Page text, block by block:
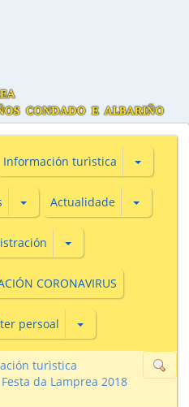
de O Concello
Información turìstica
Subsecciones de Concellerías
Actualidade
De IntereseSubsecciones de E-
CORONAVIRUS
persoal Subsecciones de
turìstica
Festa da Lamprea 2018